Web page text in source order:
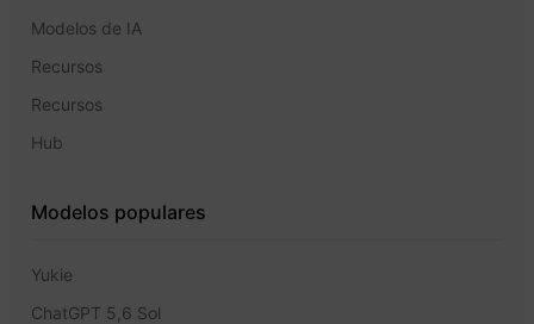
Modelos de IA
Recursos
Recursos
Hub
Modelos populares
Yukie
ChatGPT 5,6 Sol